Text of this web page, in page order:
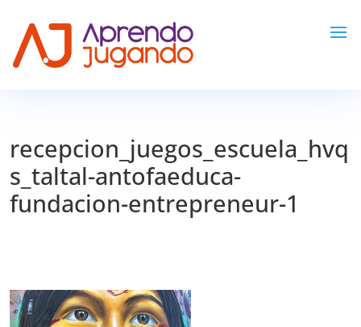
recepcion_juegos_escuela_hvq
s_taltal-antofaeduca-
fundacion-entrepreneur-1